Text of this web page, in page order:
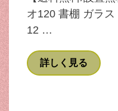
オ120 書棚 ガラ
12 …
詳しく見る